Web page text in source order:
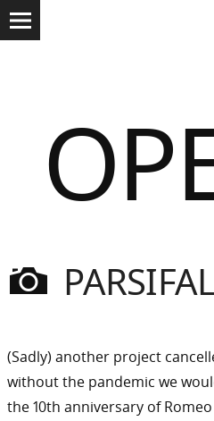
Search
for:
Dasniya
Gebloggt
PARSIFAL
(Sadly) another project
without the pandemic we
the 10th anniversary of Romeo